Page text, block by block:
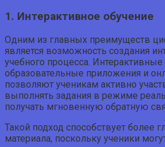
1. Интерактивное обучение
Одним из главных преимуществ
является возможность создания
учебного процесса.
образовательные приложения и
позволяют ученикам активно
выполнять задания в режиме
получать мгновенную обратную
Такой подход способствует более
материала, поскольку ученики